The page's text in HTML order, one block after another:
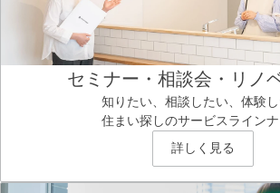
セミナー・相談会・リノ
知りたい、相談したい、体験
住まい探しのサービスライン
詳しく見る